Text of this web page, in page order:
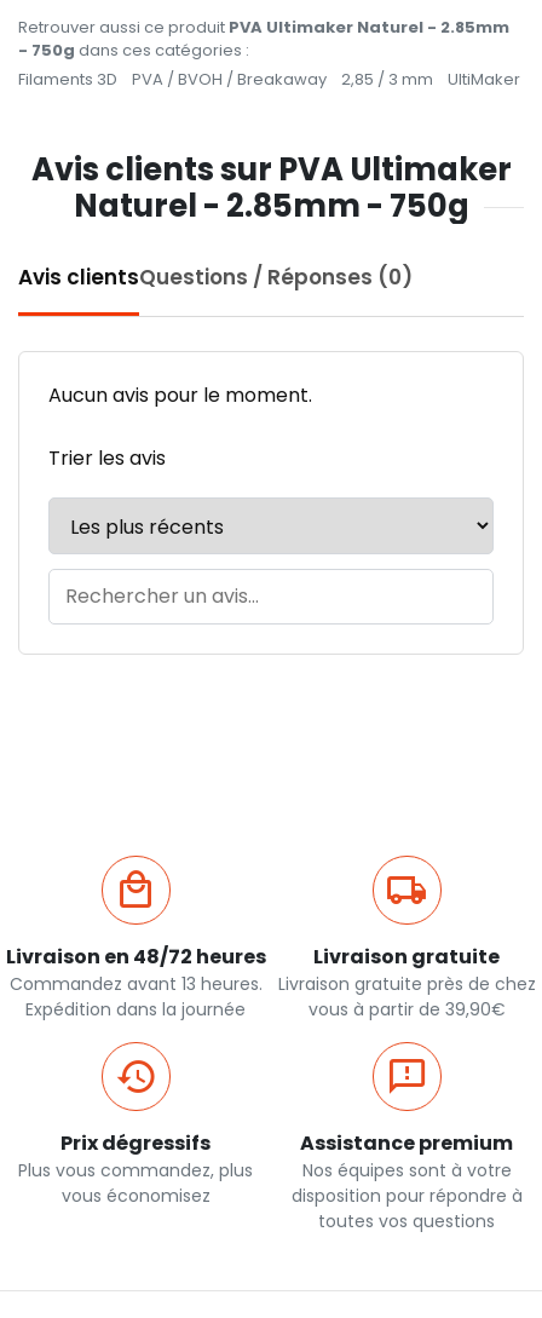
Retrouver aussi ce produit PVA Ultimaker Naturel - 2.85mm
- 750g dans ces catégories :
Filaments 3D
PVA / BVOH / Breakaway 2,85 / 3 mm UltiMaker
Avis clients sur PVA Ultimaker
Naturel - 2.85mm - 750g
Avis clientsQuestions / Réponses (0)
Aucun avis pour le moment.
Trier les avis
Livraison en 48/72 heures
Commandez avant 13 heures.
Expédition dans la journée
Livraison gratuite
Livraison gratuite près de chez
vous à partir de 39,90€
Prix dégressifs
Plus vous commandez, plus
vous économisez
Assistance premium
Nos équipes sont à votre
disposition pour répondre à
toutes vos questions